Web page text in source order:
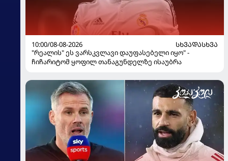
10:00/08-08-2026
ᲡᲮᲕᲐᲓᲐᲡᲮᲕᲐ
"რეალის" ეს ვარსკვლავი დაუფასებელი იყო" -
ჩიჩარიტომ ყოფილ თანაგუნდელზე ისაუბრა